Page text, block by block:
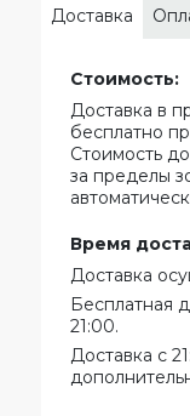
Доставка
Стоимость:
Доставка в
бесплатно
Стоимость
за пределы
Время
Доставка
Бесплатная
21:00.
Доставка с